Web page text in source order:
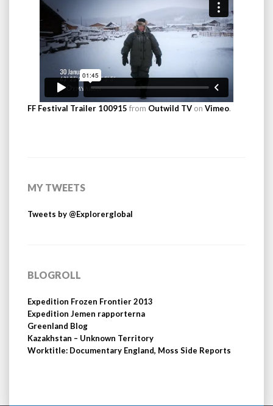
FF Festival Trailer 100915 from Outwild TV on Vimeo.
MY TWEETS
Tweets by @Explorerglobal
BLOGROLL
Expedition Frozen Frontier 2013
Expedition Jemen rapporterna
Greenland Blog
Kazakhstan – Unknown Territory
Worktitle: Documentary England, Moss Side Reports